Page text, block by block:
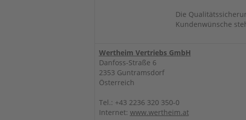
Die
Kundenwünsche
Wertheim Vertriebs GmbH
Danfoss-Straße 6
2353 Guntramsdorf
Österreich
Tel.: +43 2236 320 350-0
Internet: www.wertheim.at